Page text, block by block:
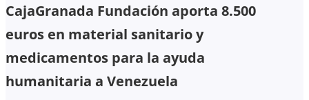
CajaGranada Fundación aporta 8.500
euros en material sanitario y
medicamentos para la ayuda
humanitaria a Venezuela